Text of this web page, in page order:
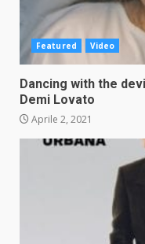
Featured Video
Dancing with the
Demi Lovato
Aprile 2, 2021